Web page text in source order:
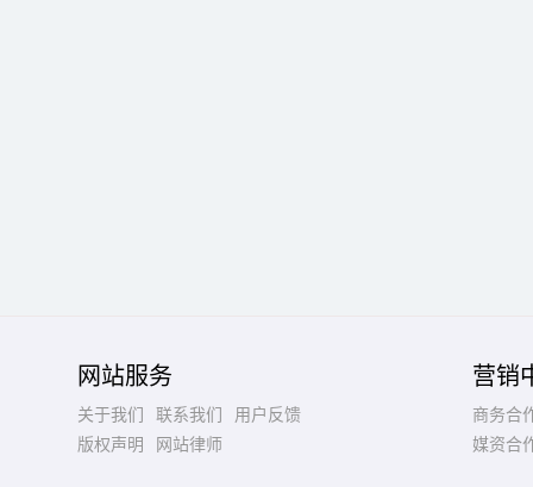
网站服务
关于我们 联系我们
用户反馈
版权声明
网站律师
营销
商务合
媒资合